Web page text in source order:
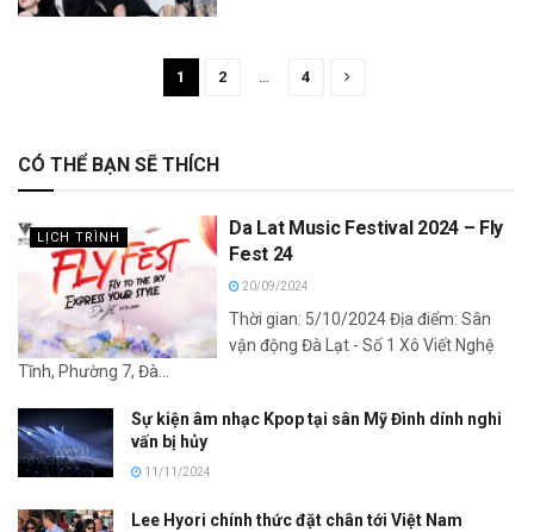
1 2 … 4
CÓ THỂ BẠN SẼ THÍCH
LỊCH TRÌNH
Da Lat Music Festival 2024 – Fly
Fest 24
20/09/2024
Thời gian: 5/10/2024 Địa điểm: Sân
vận động Đà Lạt - Số 1 Xô Viết Nghệ
Tĩnh, Phường 7, Đà...
Sự kiện âm nhạc Kpop tại sân Mỹ Đình dính nghi
vấn bị hủy
11/11/2024
Lee Hyori chính thức đặt chân tới Việt Nam